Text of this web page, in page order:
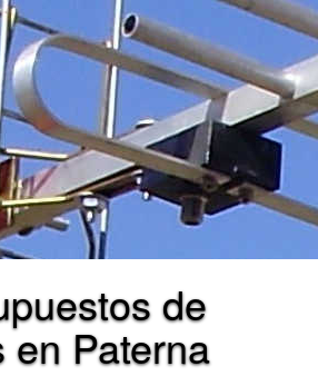
de
en Paterna